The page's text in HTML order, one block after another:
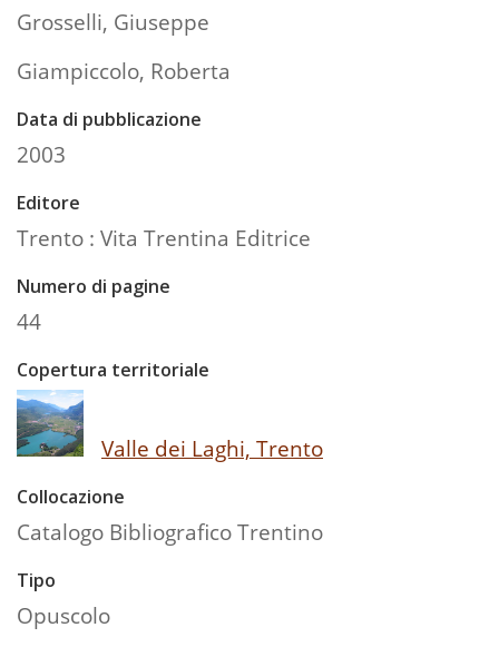
Grosselli, Giuseppe
Giampiccolo, Roberta
Data di pubblicazione
2003
Editore
Trento : Vita Trentina Editrice
Numero di pagine
44
Copertura territoriale
Valle dei Laghi, Trento
Collocazione
Catalogo Bibliografico Trentino
Tipo
Opuscolo